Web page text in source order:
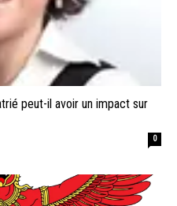
peut-il avoir un impact sur
0